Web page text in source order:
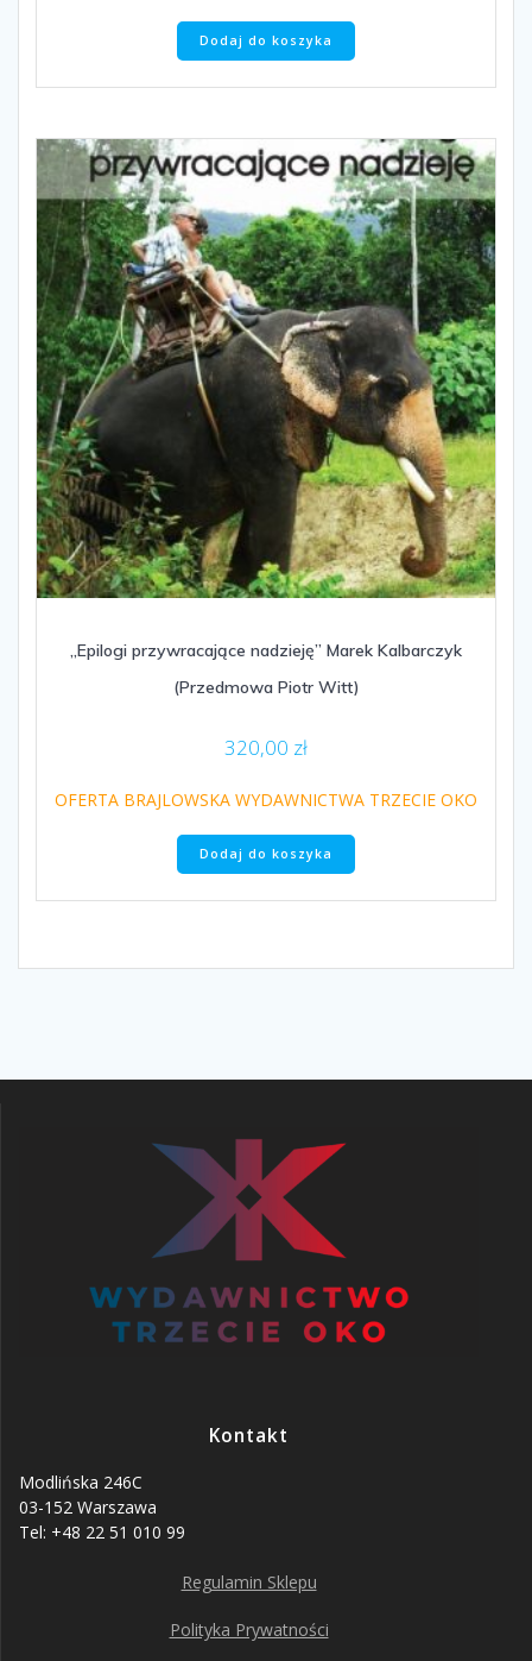
Dodaj do koszyka
„Epilogi przywracające nadzieję” Marek Kalbarczyk
(Przedmowa Piotr Witt)
320,00 zł
OFERTA BRAJLOWSKA WYDAWNICTWA TRZECIE OKO
Dodaj do koszyka
Kontakt
Modlińska 246C
03-152 Warszawa
Tel: +48 22 51 010 99
Regulamin Sklepu
Polityka Prywatności